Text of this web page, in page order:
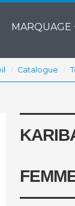
MARQUAGE
Catalogue